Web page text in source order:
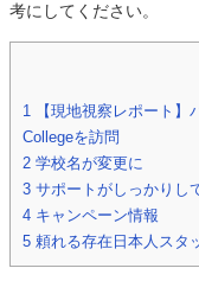
考にしてください。
1
【現地視察レポート】
Collegeを訪問
2 学校名が変更に
3 サポートがしっかりし
4 キャンペーン情報
5 頼れる存在日本人スタ